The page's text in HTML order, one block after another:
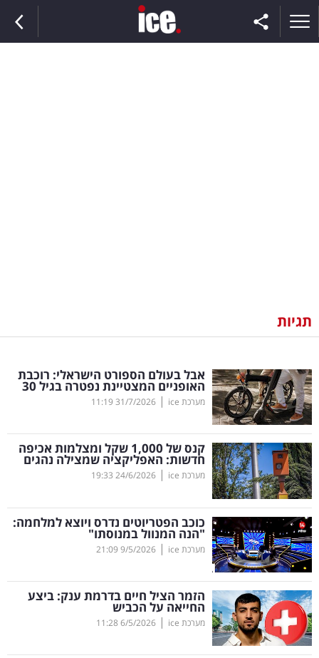
וצרכנות
דיגיטל
וטק
שיווק
ופרסום
משפט
מדדים
ומחקרים
דעות
רכילות
עסקית
תגיות
אבל בעולם הספורט הישראלי: רוכבת
האופניים המצטיינת נפטרה בגיל 30
מערכת ice |
31/7/2026
11:19
קנס של 1,000 שקל ומצלמות אכיפה
חדשות: האפליקציה שמצילה נהגים
מערכת ice |
24/6/2026
19:33
כוכב הפטריוטים נדרס ויוצא למלחמה:
"הנה המנוול במנוסתו"
מערכת ice |
9/5/2026
21:09
הזמר הציל חיים בדרמת ענק: ביצע
החייאה על הכביש
מערכת ice |
6/5/2026
11:28